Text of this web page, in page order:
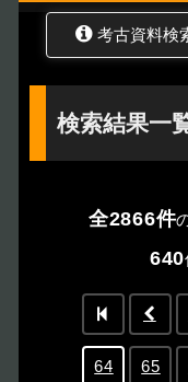
考古資料検
検索結果一
全2866件
640
64 65